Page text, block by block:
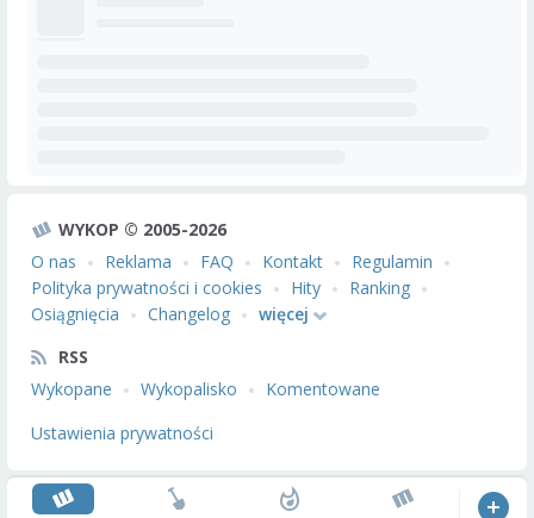
WYKOP © 2005-2026
O nas
Reklama FAQ Kontakt
Regulamin
Polityka prywatności i cookies
Hity
Ranking
Osiągnięcia
Changelog
więcej
RSS
Wykopane
Wykopalisko
Komentowane
Ustawienia prywatności